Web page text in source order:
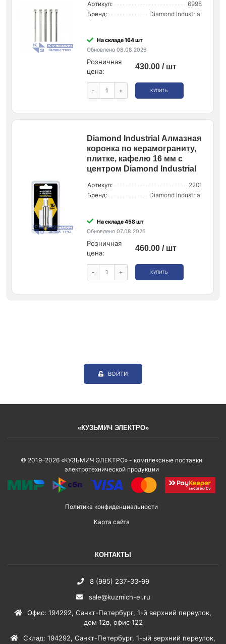
Артикул:
6998
Бренд:
Diamond Industrial
На складе 164 шт
Обновлено 08.08.2026
Розничная
цена:
430.00 / шт
- + КУПИТЬ
Diamond Industrial Алмазная
коронка по керамограниту,
плитке, кафелю 16 мм с
центром Diamond Industrial
Артикул:
2201
Бренд:
Diamond Industrial
На складе 458 шт
Обновлено 07.08.2026
Розничная
цена:
460.00 / шт
- + КУПИТЬ
ВОЙТИ
«КУЗЬМИЧ ЭЛЕКТРО»
© 2019–2026 «КУЗЬМИЧ ЭЛЕКТРО» - комплексные поставки
электротехнической продукции
Политика конфиденциальности
Карта сайта
КОНТАКТЫ
8 (995) 237-33-99
sale@kuzmich-el.ru
Офис: 194292, Санкт-Петербург, 1-й верхний переулок,
дом 12в, офис 122
Склад: 194292, Санкт-Петербург, 1-ый верхний переулок,